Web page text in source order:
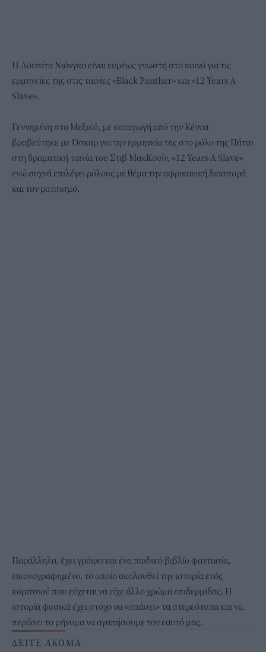
Η Λουπίτα Νιόνγκο είναι ευρέως γνωστή στο κοινό για τις
ερμηνείες της στις ταινίες «Black Panther» και «12 Years A
Slave».
Γεννημένη στο Μεξικό, με καταγωγή από την Κένυα
βραβεύτηκε με Όσκαρ για την ερμηνεία της στο ρόλο της Πάτσι
στη δραματική ταινία του Στιβ ΜακΚουίν, «12 Years A Slave»
ενώ συχνά επιλέγει ρόλους με θέμα την αφρικανική διασπορά
και τον ρατσισμό.
Παράλληλα, έχει γράψει και ένα παιδικό βιβλίο φαντασία,
εικονογραφημένο, το οποίο ακολουθεί την ιστορία ενός
κοριτσιού που εύχεται να είχε άλλο χρώμα επιδερμίδας. Η
ιστορία φυσικά έχει στόχο να «σπάσει» τα στερεότυπα και να
περάσει το μήνυμα να αγαπήσουμε τον εαυτό μας.
ΔΕΙΤΕ ΑΚΟΜΑ